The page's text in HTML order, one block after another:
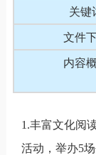
关键
文件
内容
1.丰富文化阅
活动 ，举办5